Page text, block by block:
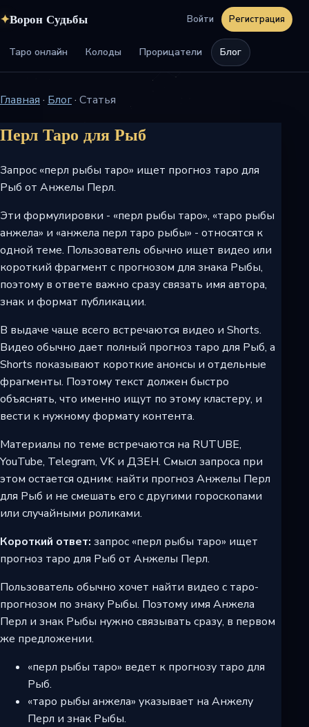
✦Ворон Судьбы
Таро онлайн Колоды Прорицатели Блог
Войти Регистрация
Главная · Блог· Статья
Перл Таро для Рыб
Запрос «перл рыбы таро» ищет прогноз таро для
Рыб от Анжелы Перл.
Эти формулировки - «перл рыбы таро», «таро рыбы
анжела» и «анжела перл таро рыбы» - относятся к
одной теме. Пользователь обычно ищет видео или
короткий фрагмент с прогнозом для знака Рыбы,
поэтому в ответе важно сразу связать имя автора,
знак и формат публикации.
В выдаче чаще всего встречаются видео и Shorts.
Видео обычно дает полный прогноз таро для Рыб, а
Shorts показывают короткие анонсы и отдельные
фрагменты. Поэтому текст должен быстро
объяснять, что именно ищут по этому кластеру, и
вести к нужному формату контента.
Материалы по теме встречаются на RUTUBE,
YouTube, Telegram, VK и ДЗЕН. Смысл запроса при
этом остается одним: найти прогноз Анжелы Перл
для Рыб и не смешать его с другими гороскопами
или случайными роликами.
Короткий ответ: запрос «перл рыбы таро» ищет
прогноз таро для Рыб от Анжелы Перл.
Пользователь обычно хочет найти видео с таро-
прогнозом по знаку Рыбы. Поэтому имя Анжела
Перл и знак Рыбы нужно связывать сразу, в первом
же предложении.
«перл рыбы таро» ведет к прогнозу таро для
Рыб.
«таро рыбы анжела» указывает на Анжелу
Перл и знак Рыбы.